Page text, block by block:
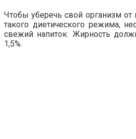
Чтобы уберечь свой организм от
такого диетического режима,
свежий напиток. Жирность
1,5%.